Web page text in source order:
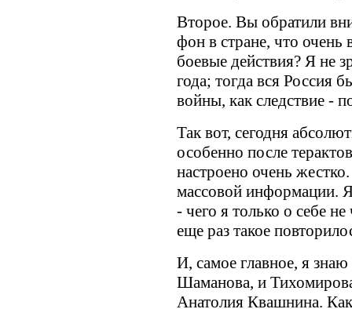
Второе. Вы обратили
фон в стране, что очень
боевые действия? Я не
года; тогда вся Россия
войны, как следствие -
Так вот, сегодня
особенно после
настроено очень
массовой информации.
- чего я только о себе
еще раз такое
И, самое главное, я
Шаманова, и
Анатолия Квашнина. Как